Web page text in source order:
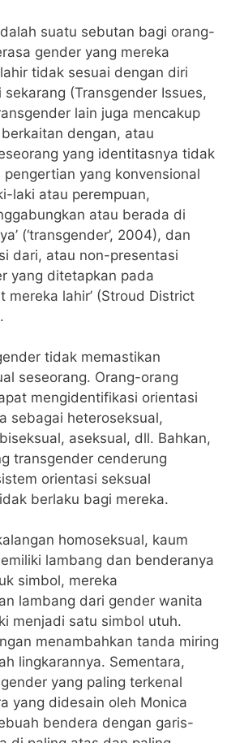
suatu sebutan bagi orang-
gender yang mereka
tidak sesuai dengan diri
sekarang (Transgender Issues,
lain juga mencakup
dengan, atau
yang identitasnya tidak
pengertian yang konvensional
laki atau perempuan,
atau berada di
(‘transgender’, 2004), dan
dari, atau non-presentasi
yang ditetapkan pada
mereka lahir’ (Stroud District
tidak memastikan
seseorang. Orang-orang
mengidentifikasi orientasi
sebagai heteroseksual,
aseksual, dll. Bahkan,
transgender cenderung
orientasi seksual
berlaku bagi mereka.
homoseksual, kaum
lambang dan benderanya
simbol, mereka
lambang dari gender wanita
menjadi satu simbol utuh.
menambahkan tanda miring
lingkarannya. Sementara,
yang paling terkenal
yang didesain oleh Monica
bendera dengan garis-